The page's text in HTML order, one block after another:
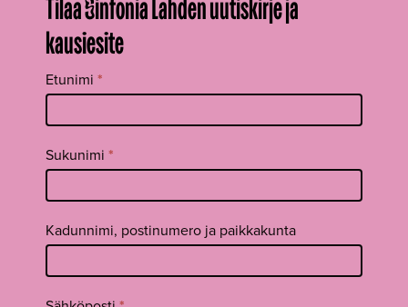
Tilaa Sinfonia Lahden uutiskirje ja
kausiesite
Tilaa
uutiskirje
footer FI
Etunimi *
Sukunimi *
Kadunnimi, postinumero ja paikkakunta